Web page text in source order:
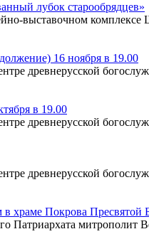
лубок старообрядцев»
выставочном
16 ноября в 19.00
древнерусской
в 19.00
древнерусской
древнерусской
храме Покрова Пресвятой
Патриархата